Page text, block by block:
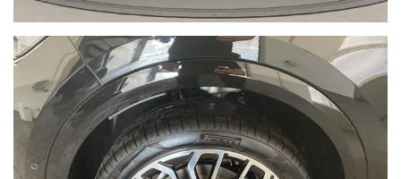
Tetto in cristallo apribile
Volante 3 razze sportivo in pelle riscaldabile S Line
riscaldabile
Volante col piantone regolabile elettricamente
Head-up display
Smartphone interface (Apple CarPlay/Android Auto)
Bluetooth